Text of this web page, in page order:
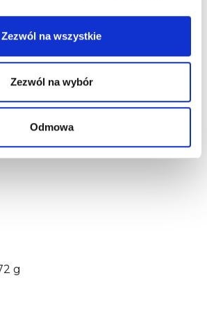
Zezwól na wszystkie
Zezwól na wybór
Odmowa
słonecznikowego, 5,6 % bio
z jagód, 0,5 % substancji
jagodowego, tiamina
na 100 g:
g